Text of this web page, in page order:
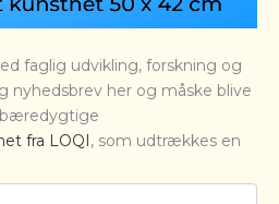
faglig udvikling, forskning og
nyhedsbrev her og måske blive
fra LOQI, som udtrækkes en